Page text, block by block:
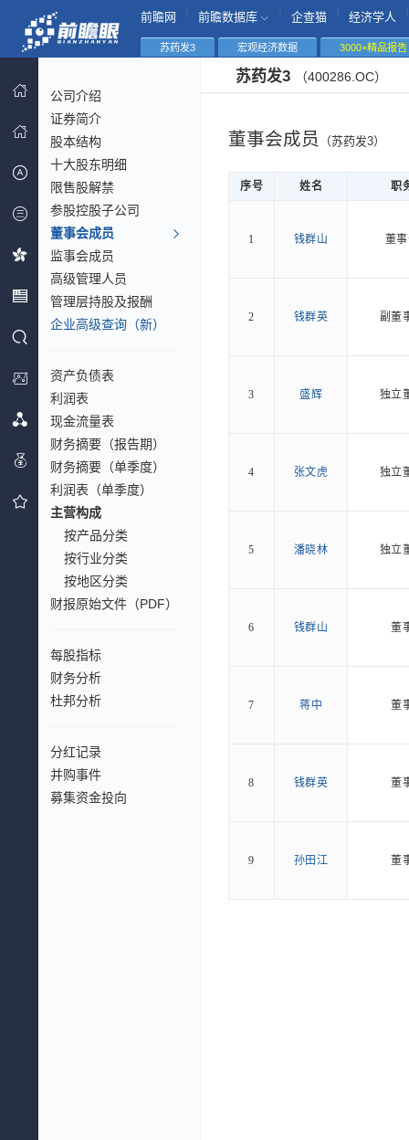
前瞻网 前瞻数据库 企查猫 经济学人
苏药发3 宏观经济数据 3000+精品报告
公司介绍
证券简介
股本结构
十大股东明细
限售股解禁
参股控股子公司
董事会成员
监事会成员
高级管理人员
管理层持股及报酬
企业高级查询（新）
资产负债表
利润表
现金流量表
财务摘要（报告期）
财务摘要（单季度）
利润表（单季度）
主营构成
按产品分类
按行业分类
按地区分类
财报原始文件（PDF）
每股指标
财务分析
杜邦分析
分红记录
并购事件
募集资金投向
苏药发3 （400286.OC）
董事会成员 （苏药发3）
序号 姓名 职
1 钱群山 董
2 钱群英 副董
3 盛辉 独立
4 张文虎 独立
5 潘晓林 独立
6 钱群山 董
7 蒋中 董
8 钱群英 董
9 孙田江 董